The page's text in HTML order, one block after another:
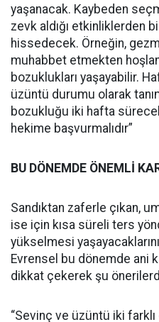
yaşanacak. Kaybeden
zevk aldığı etkinliklerden
hissedecek. Örneğin,
muhabbet etmekten
bozuklukları yaşayabilir.
üzüntü durumu olarak
bozukluğu iki hafta
hekime başvurmalıdır”
BU DÖNEMDE ÖNEMLİ
Sandıktan zaferle çıkan,
ise için kısa süreli ters
yükselmesi
Evrensel bu dönemde ani
dikkat çekerek şu
“Sevinç ve üzüntü iki